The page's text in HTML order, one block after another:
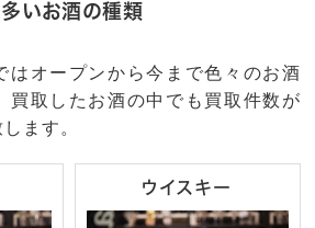
いお酒の種類
はオープンから今まで色々のお酒
買取したお酒の中でも買取件数が
ます。
ウイスキー